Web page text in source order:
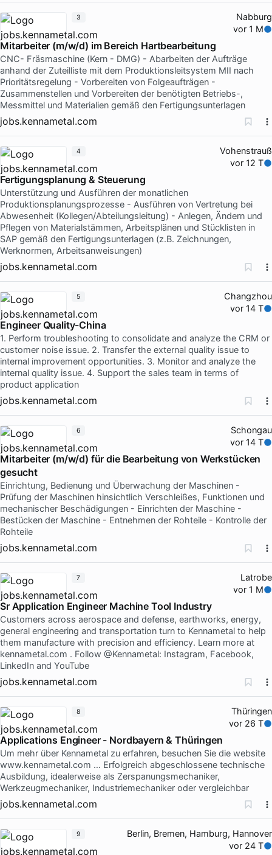
Nabburg
vor 1 M
Mitarbeiter (m/w/d) im Bereich Hartbearbeitung
CNC- Fräsmaschine (Kern - DMG) - Abarbeiten der Aufträge
anhand der Zuteilliste mit dem Produktionsleitsystem MII nach
Prioritätsregelung - Vorbereiten von Folgeaufträgen -
Zusammenstellen und Vorbereiten der benötigten Betriebs-,
Messmittel und Materialien gemäß den Fertigungsunterlagen
jobs.kennametal.com
3
Vohenstrauß
vor 12 T
Fertigungsplanung & Steuerung
Unterstützung und Ausführen der monatlichen
Produktionsplanungsprozesse - Ausführen von Vertretung bei
Abwesenheit (Kollegen/Abteilungsleitung) - Anlegen, Ändern und
Pflegen von Materialstämmen, Arbeitsplänen und Stücklisten in
SAP gemäß den Fertigungsunterlagen (z.B. Zeichnungen,
Werknormen, Arbeitsanweisungen)
jobs.kennametal.com
4
Changzhou
vor 14 T
Engineer Quality-China
1. Perform troubleshooting to consolidate and analyze the CRM or
customer noise issue. 2. Transfer the external quality issue to
internal improvement opportunities. 3. Monitor and analyze the
internal quality issue. 4. Support the sales team in terms of
product application
jobs.kennametal.com
5
Schongau
vor 14 T
Mitarbeiter (m/w/d) für die Bearbeitung von Werkstücken
gesucht
Einrichtung, Bedienung und Überwachung der Maschinen -
Prüfung der Maschinen hinsichtlich Verschleißes, Funktionen und
mechanischer Beschädigungen - Einrichten der Maschine -
Bestücken der Maschine - Entnehmen der Rohteile - Kontrolle der
Rohteile
jobs.kennametal.com
6
Latrobe
vor 1 M
Sr Application Engineer Machine Tool Industry
Customers across aerospace and defense, earthworks, energy,
general engineering and transportation turn to Kennametal to help
them manufacture with precision and efficiency. Learn more at
kennametal.com . Follow @Kennametal: Instagram, Facebook,
LinkedIn and YouTube
jobs.kennametal.com
7
Thüringen
vor 26 T
Applications Engineer - Nordbayern & Thüringen
Um mehr über Kennametal zu erfahren, besuchen Sie die website
www.kennametal.com … Erfolgreich abgeschlossene technische
Ausbildung, idealerweise als Zerspanungsmechaniker,
Werkzeugmechaniker, Industriemechaniker oder vergleichbar
jobs.kennametal.com
8
Berlin, Bremen, Hamburg, Hannover
vor 24 T
9